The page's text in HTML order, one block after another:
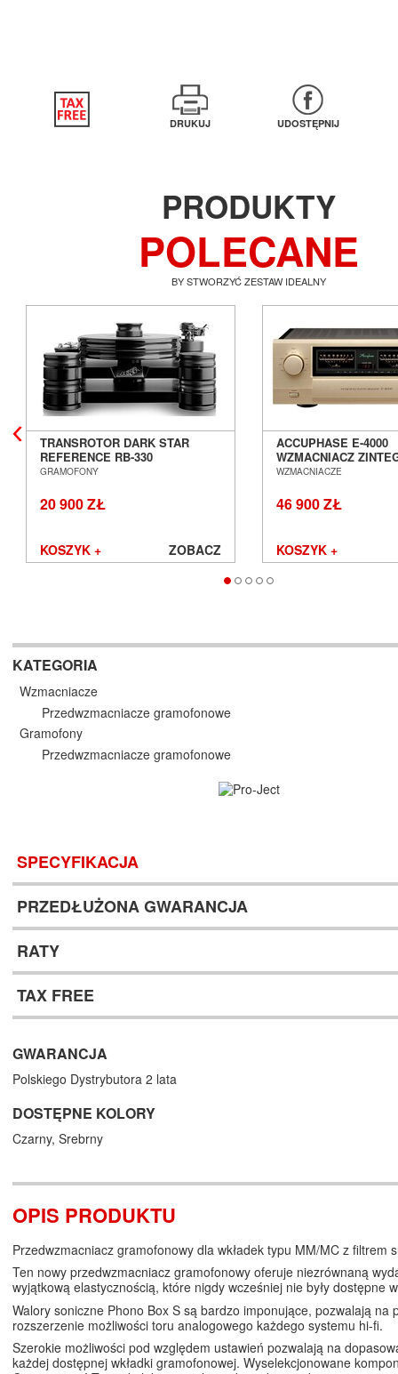
DRUKUJ UDOSTĘPNIJ
PRODUKTY
POLECANE
BY STWORZYĆ ZESTAW IDEALNY
TRANSROTOR DARK STAR
REFERENCE RB-330
GRAMOFON ANALOGOWY
GRAMOFONY
20 900 ZŁ
KOSZYK + ZOBACZ
ACCUPHASE E-4000
WZMACNIACZ
SALON POZNAŃ
WZMACNIACZE
46 900 ZŁ
KOSZYK +
KATEGORIA
Wzmacniacze
Przedwzmacniacze gramofonowe
Gramofony
Przedwzmacniacze gramofonowe
SPECYFIKACJA
PRZEDŁUŻONA GWARANCJA
RATY
TAX FREE
GWARANCJA
Polskiego Dystrybutora 2 lata
DOSTĘPNE KOLORY
Czarny, Srebrny
OPIS PRODUKTU
Przedwzmacniacz gramofonowy dla wkładek typu MM/MC z filtrem
Ten nowy przedwzmacniacz gramofonowy oferuje niezrównaną
wyjątkową elastycznością, które nigdy wcześniej nie były dostępne
Walory soniczne Phono Box S są bardzo imponujące, pozwalają na
rozszerzenie możliwości toru analogowego każdego systemu hi-fi.
Szerokie możliwości pod względem ustawień pozwalają na
każdej dostępnej wkładki gramofonowej. Wyselekcjonowane